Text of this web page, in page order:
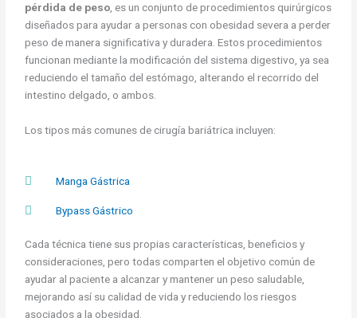
pérdida de peso, es un conjunto de procedimientos quirúrgicos
diseñados para ayudar a personas con obesidad severa a perder
peso de manera significativa y duradera. Estos procedimientos
funcionan mediante la modificación del sistema digestivo, ya sea
reduciendo el tamaño del estómago, alterando el recorrido del
intestino delgado, o ambos.
Los tipos más comunes de cirugía bariátrica incluyen:
Manga Gástrica
Bypass Gástrico
Cada técnica tiene sus propias características, beneficios y
consideraciones, pero todas comparten el objetivo común de
ayudar al paciente a alcanzar y mantener un peso saludable,
mejorando así su calidad de vida y reduciendo los riesgos
asociados a la obesidad.